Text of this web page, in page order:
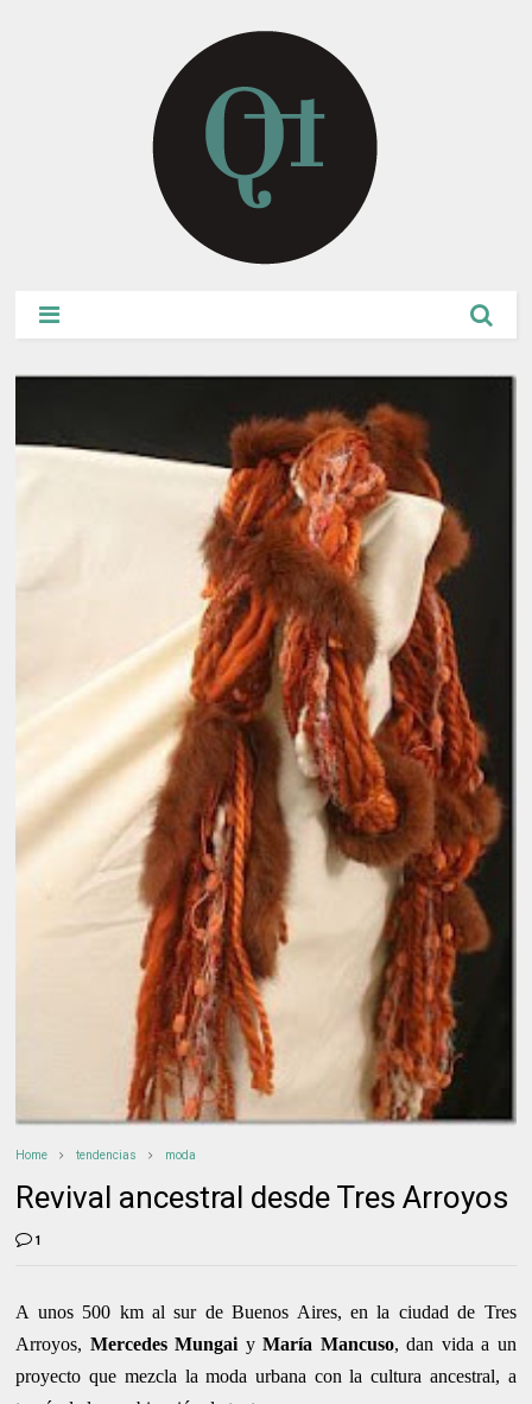
Home tendencias moda
Revival ancestral desde Tres Arroyos
1
A unos 500 km al sur de Buenos Aires, en la ciudad de Tres
Arroyos, Mercedes Mungai yMaría Mancuso, dan vida a un
proyecto que mezcla la moda urbana con la cultura ancestral, a